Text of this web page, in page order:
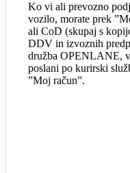
Ko vi ali prevozno
vozilo, morate prek
ali CoD (skupaj s
DDV in izvoznih
družba OPENLANE,
poslani po kurirski
”Moj račun”.